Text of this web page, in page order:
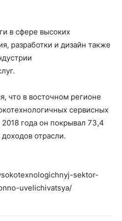
в сфере высоких
разработки и дизайн также
что в восточном регионе
сервисных
года он покрывал 73,4
отрасли.
sektor-
uvelichivatsya/